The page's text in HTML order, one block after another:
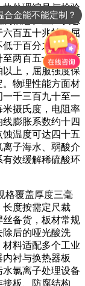
处理编号与检验
信息。室温状态
百五十兆帕，屈
低于百分之二十
两百五十摄氏度
上，屈服强度保
物理性能方面材
千三百九十至一
摄氏度，电阻率
膨胀系数约十四
温度可达四十五
子海水、弱酸介
有效缓解稀硫酸环
格覆盖厚度三毫
度按需定尺裁
备货，板材常规
后的哑光酸洗
料适配多个工业
衬与换热器板
氯离子处理设备
板、防腐结构
合金能不能定制？